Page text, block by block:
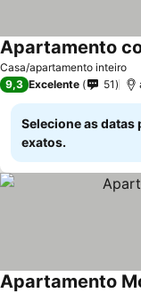
Casa/apartamento inteiro
Ver preços
9,3 Excelente 51
Selecione as datas
exatos.
Apartamento